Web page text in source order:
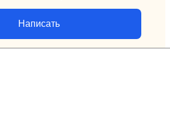
Написать